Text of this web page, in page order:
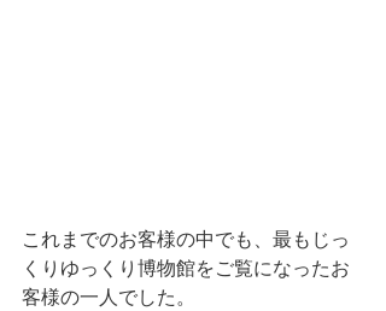
これまでのお客様の中でも、最もじっ
くりゆっくり博物館をご覧になったお
客様の一人でした。